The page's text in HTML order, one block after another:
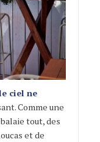
ciel ne
Comme une
tout, des
et de